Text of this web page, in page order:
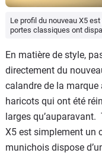
Le profil du nouveau X5
portes classiques ont
En matière de style,
directement du
calandre de la
haricots qui ont été
larges
X5 est simplement un
munichois dispose